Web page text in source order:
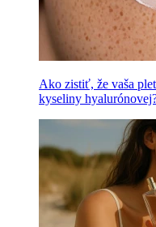
Ako zistiť, že vaša
kyseliny